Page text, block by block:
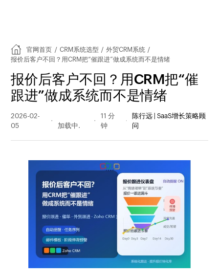
官网首页 / CRM系统选型 / 外贸CRM系统 /
报价后客户不回？用CRM把“催跟进”做成系统而不是情绪
报价后客户不回？用CRM把“催
跟进”做成系统而不是情绪
2026-02-
05
量
11 分
钟
陈行远 | SaaS增长策略顾
问